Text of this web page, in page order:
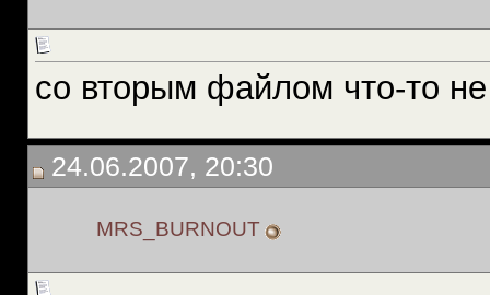
со вторым файлом что-то
24.06.2007, 20:30
MRS_BURNOUT